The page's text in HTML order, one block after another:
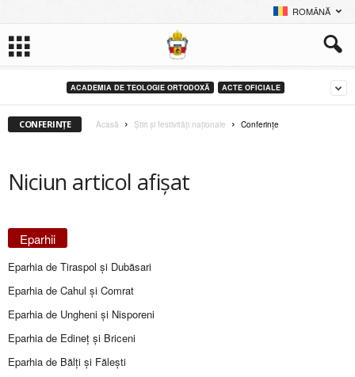
ROMÂNĂ
ACADEMIA DE TEOLOGIE ORTODOXĂ ACTE OFICIALE
CONFERINȚE Acasă Știri și festivități naționale Conferințe
Niciun articol afișat
Eparhii
Eparhia de Tiraspol și Dubăsari
Eparhia de Cahul și Comrat
Eparhia de Ungheni și Nisporeni
Eparhia de Edineţ şi Briceni
Eparhia de Bălţi şi Făleşti